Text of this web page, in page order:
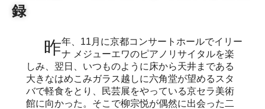
録
昨年、11月に京都コンサートホールでイリーナ メジューエワのピアノリサイタルを楽
しみ、翌日、いつものように床から天井まである
大きなはめこみガラス越しに六角堂が望めるスタ
バで軽食をとり、民芸展をやっている京セラ美術
館に向かった。そこで柳宗悦が偶然に出会った二